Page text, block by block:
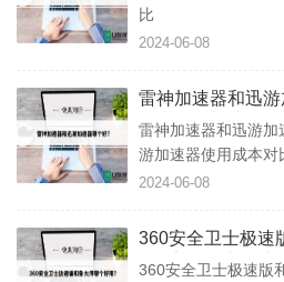
比
2024-06-08
雷神加速器和迅
器和迅游加速器使
雷神加速器和迅游加
游加速器使用成本对
2024-06-08
360安全卫士极速
360安全卫士极速
360安全卫士极速版